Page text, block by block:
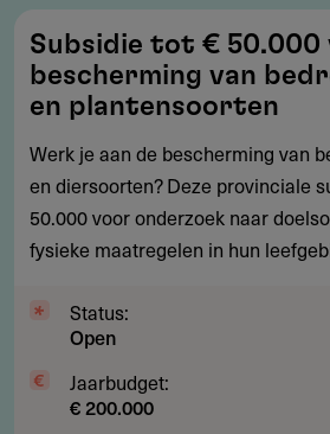
tot
€
50.000
voor
bescherming
van
bedreigde
en
plantensoorten
Subsidie tot € 50.000
bescherming van
en plantensoorten
Werk je aan de bescherming van
en diersoorten? Deze provinciale
50.000 voor onderzoek naar
fysieke maatregelen in hun
Status:
Open
Jaarbudget:
€ 200.000